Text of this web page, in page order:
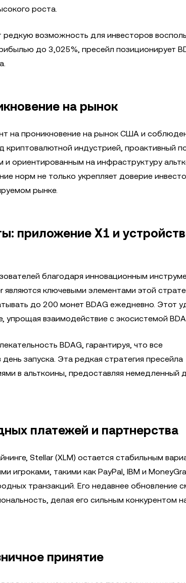
роста.
возможность для инвесторов
до 3,025%, пресейл позиционирует
на рынок
на проникновение на рынок США и
криптовалютной индустрией, проактивный
ориентированным на инфраструктуру
норм не только укрепляет доверие
рынке.
приложение X1 и
благодаря инновационным
ключевыми элементами этой
до 200 монет BDAG ежедневно. Этот
упрощая взаимодействие с экосистемой
BDAG, гарантируя, что все
запуска. Эта редкая стратегия пресейла
в альткоины, предоставляя немедленный
платежей и партнерства
Stellar (XLM) остается стабильным
игроками, такими как PayPal, IBM и
транзакций. Его недавнее обновление
делая его сильным конкурентом
принятие